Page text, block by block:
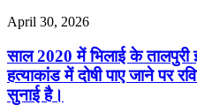
April 30, 2026
साल 2020 में भिलाई के
हत्याकांड में दोषी पाए जाने पर
सुनाई है।